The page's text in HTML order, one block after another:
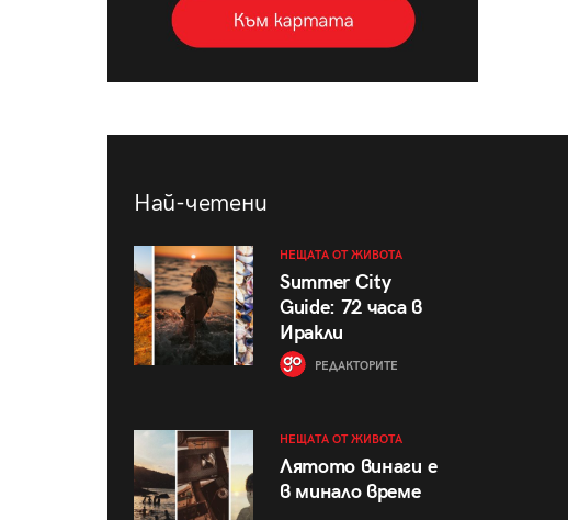
Най-четени
НЕЩАТА ОТ ЖИВОТА
Summer City
Guide: 72 часа в
Иракли
РЕДАКТОРИТЕ
НЕЩАТА ОТ ЖИВОТА
Лятото винаги е
в минало време